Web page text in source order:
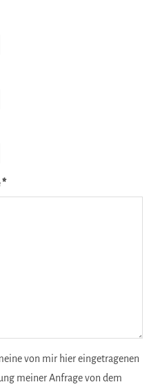
*
von mir hier eingetragenen
meiner Anfrage von dem